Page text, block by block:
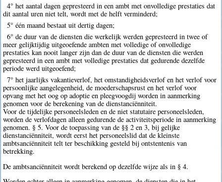
4° het aantal dagen gepresteerd in een ambt met onvolledige prestaties dat
dit aantal uren niet telt, wordt met de helft verminderd;
5° één maand bestaat uit dertig dagen;
6° de duur van de diensten die werkelijk werden gepresteerd in twee of
meer gelijktijdig uitgeoefende ambten met volledige of onvolledige
prestaties kan nooit langer zijn dan de duur van de diensten die werden
gepresteerd in een ambt met volledige prestaties dat gedurende dezelfde
periode werd uitgeoefend;
7° het jaarlijks vakantieverlof, het omstandigheidsverlof en het verlof voor
persoonlijke aangelegenheid, de moederschapsrust en het verlof voor
opvang met het oog op adoptie en pleegvoogdij worden in aanmerking
genomen voor de berekening van de dienstanciënniteit.
Voor de tijdelijke personeelsleden en de niet statutaire personeelsleden,
worden de verlofdagen alleen gedurende de activiteitsperiode in aanmerking
genomen. § 5. Voor de toepassing van de §§ 2 en 3, bij gelijke
dienstanciënniteit, wordt eerst het personeelslid dat de kleinste
ambtsanciënniteit telt ter beschikking gesteld bij ontstentenis van
betrekking.
De ambtsanciënniteit wordt berekend op dezelfde wijze als in § 4.